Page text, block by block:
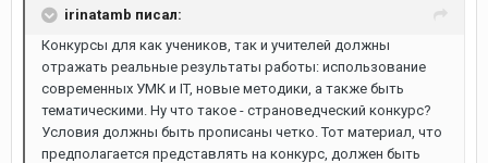
irinatamb писал:
Конкурсы для как учеников, так и учителей должны
отражать реальные результаты работы: использование
современных УМК и IT, новые методики, а также быть
тематическими. Ну что такое - страноведческий конкурс?
Условия должны быть прописаны четко. Тот материал, что
предполагается представлять на конкурс, должен быть